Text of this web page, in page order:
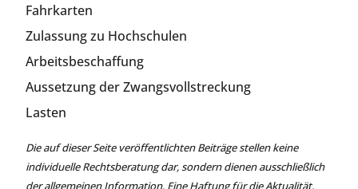
Fahrkarten
Zulassung zu Hochschulen
Arbeitsbeschaffung
Aussetzung der Zwangsvollstreckung
Lasten
Die auf dieser Seite veröffentlichten Beiträge stellen keine
individuelle Rechtsberatung dar, sondern dienen ausschließlich
der allgemeinen Information. Eine Haftung für die Aktualität,